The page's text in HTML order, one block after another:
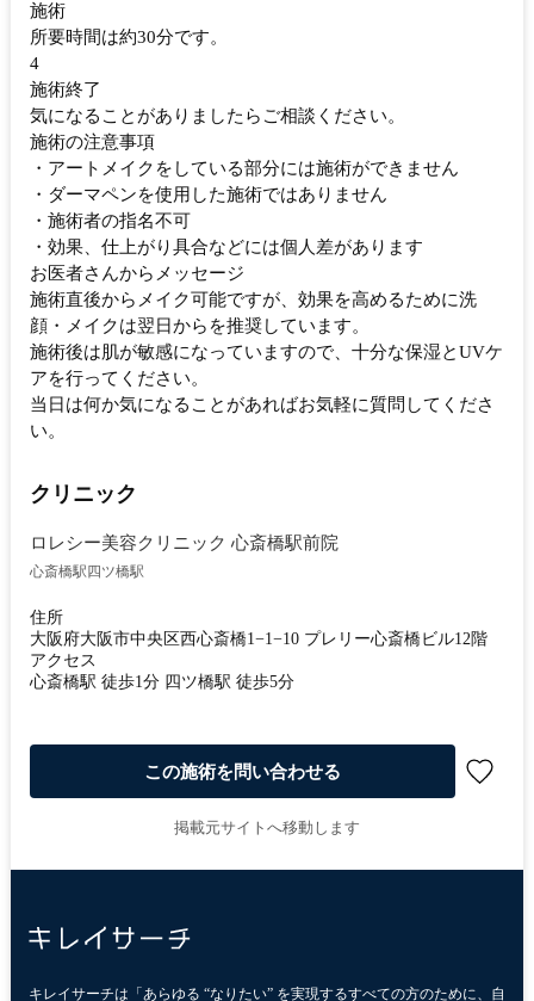
施術
所要時間は約30分です。
4
施術終了
気になることがありましたらご相談ください。
施術の注意事項
・アートメイクをしている部分には施術ができません
・ダーマペンを使用した施術ではありません
・施術者の指名不可
・効果、仕上がり具合などには個人差があります
お医者さんからメッセージ
施術直後からメイク可能ですが、効果を高めるために洗
顔・メイクは翌日からを推奨しています。
施術後は肌が敏感になっていますので、十分な保湿とUVケ
アを行ってください。
当日は何か気になることがあればお気軽に質問してくださ
い。
クリニック
ロレシー美容クリニック 心斎橋駅前院
心斎橋駅 四ツ橋駅
住所
大阪府大阪市中央区西心斎橋1−1−10 プレリー心斎橋ビル12階
アクセス
心斎橋駅 徒歩1分 四ツ橋駅 徒歩5分
この施術を問い合わせる
掲載元サイトへ移動します
キレイサーチは「あらゆる “なりたい” を実現するすべての方のために、自